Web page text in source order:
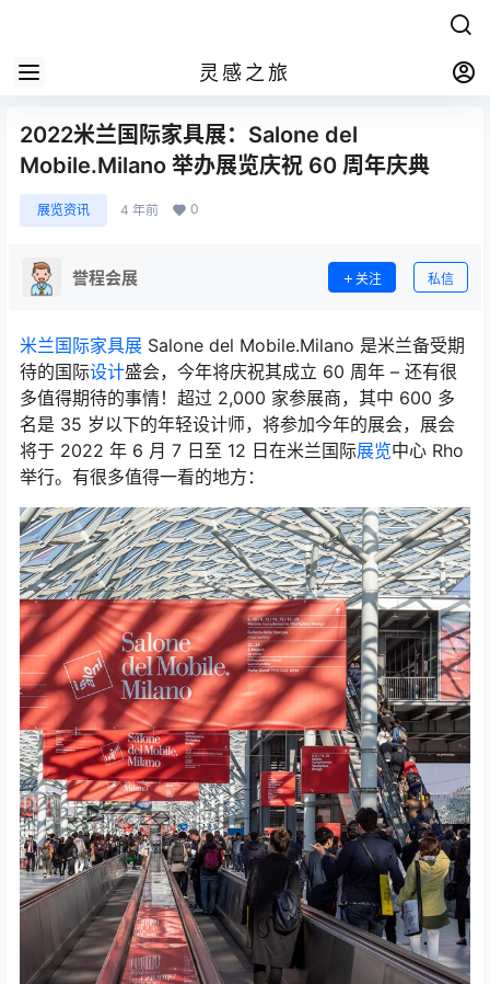
灵感之旅
2022米兰国际家具展：Salone del
Mobile.Milano 举办展览庆祝 60 周年庆典
展览资讯 4 年前 0
誉程会展 关注 私信
米兰国际家具展 Salone del Mobile.Milano 是米兰备受期
待的国际设计盛会，今年将庆祝其成立 60 周年 – 还有很
多值得期待的事情！超过 2,000 家参展商，其中 600 多
名是 35 岁以下的年轻设计师，将参加今年的展会，展会
将于 2022 年 6 月 7 日至 12 日在米兰国际展览中心 Rho
举行。有很多值得一看的地方：